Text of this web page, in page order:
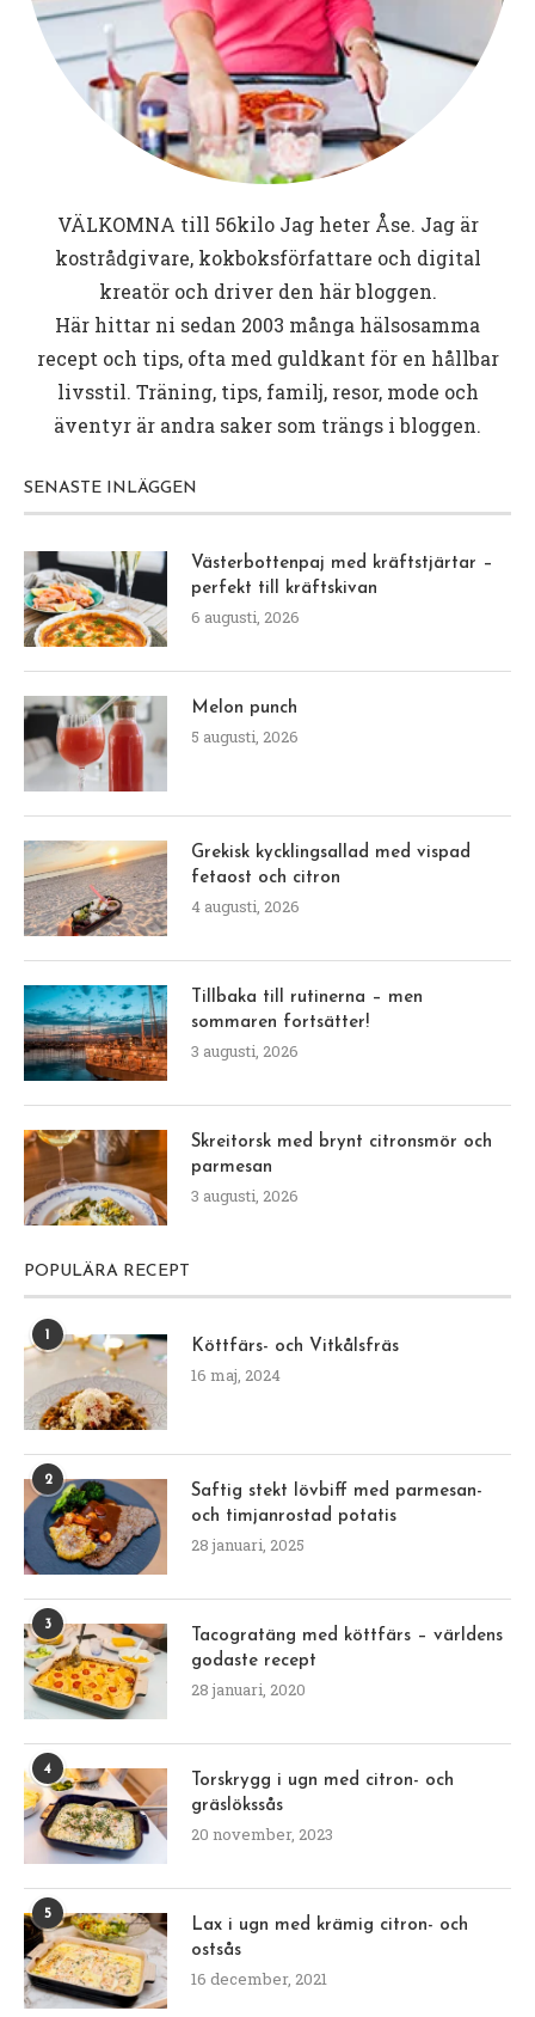
VÄLKOMNA till 56kiloJag heter Åse. Jag är
kostrådgivare, kokboksförfattare och digital
kreatör och driver den här bloggen.
Här hittar ni sedan 2003 många hälsosamma
recept och tips, ofta med guldkant för en hållbar
livsstil. Träning, tips, familj, resor, mode och
äventyr är andra saker som trängs i bloggen.
SENASTE INLÄGGEN
Västerbottenpaj med kräftstjärtar –
perfekt till kräftskivan
6 augusti, 2026
Melon punch
5 augusti, 2026
Grekisk kycklingsallad med vispad
fetaost och citron
4 augusti, 2026
Tillbaka till rutinerna – men
sommaren fortsätter!
3 augusti, 2026
Skreitorsk med brynt citronsmör och
parmesan
3 augusti, 2026
POPULÄRA RECEPT
Köttfärs- och Vitkålsfräs
16 maj, 2024
2
Saftig stekt lövbiff med parmesan-
och timjanrostad potatis
28 januari, 2025
3
Tacogratäng med köttfärs – världens
godaste recept
28 januari, 2020
4
Torskrygg i ugn med citron- och
gräslökssås
20 november, 2023
5
Lax i ugn med krämig citron- och
ostsås
16 december, 2021